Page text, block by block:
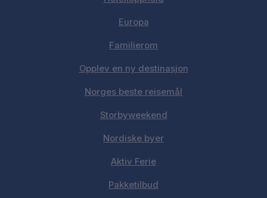
Europa
Familierom
Opplev en ny destinasjon
Norges beste reisemål
Storbyweekend
Nordiske byer
Aktiv Ferie
Pakketilbud